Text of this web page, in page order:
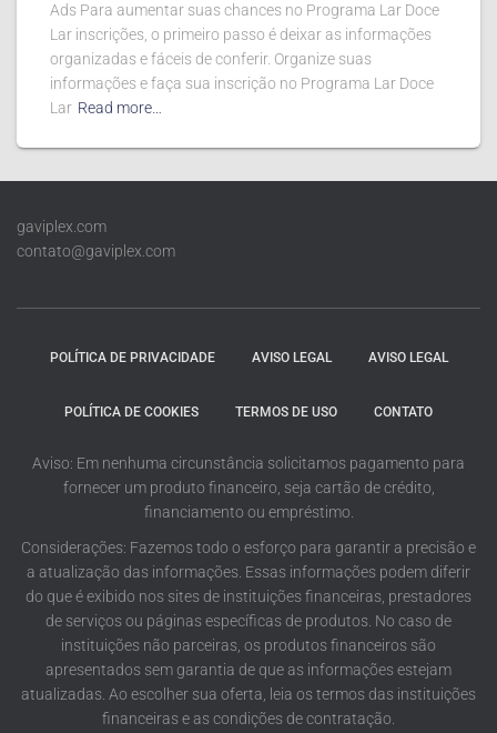
Ads Para aumentar suas chances no Programa Lar Doce
Lar inscrições, o primeiro passo é deixar as informações
organizadas e fáceis de conferir. Organize suas
informações e faça sua inscrição no Programa Lar Doce
Lar Read more…
gaviplex.com
contato@gaviplex.com
POLÍTICA DE PRIVACIDADE AVISO LEGAL AVISO LEGAL
POLÍTICA DE COOKIES TERMOS DE USO CONTATO
Aviso: Em nenhuma circunstância solicitamos pagamento para
fornecer um produto financeiro, seja cartão de crédito,
financiamento ou empréstimo.
Considerações: Fazemos todo o esforço para garantir a precisão e
a atualização das informações. Essas informações podem diferir
do que é exibido nos sites de instituições financeiras, prestadores
de serviços ou páginas específicas de produtos. No caso de
instituições não parceiras, os produtos financeiros são
apresentados sem garantia de que as informações estejam
atualizadas. Ao escolher sua oferta, leia os termos das instituições
financeiras e as condições de contratação.